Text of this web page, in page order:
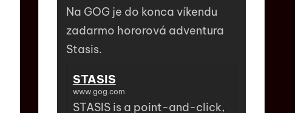
Na GOG je do konca víkendu
zadarmo hororová adventura
Stasis.
STASIS
www.gog.com
STASIS is a point-and-click,